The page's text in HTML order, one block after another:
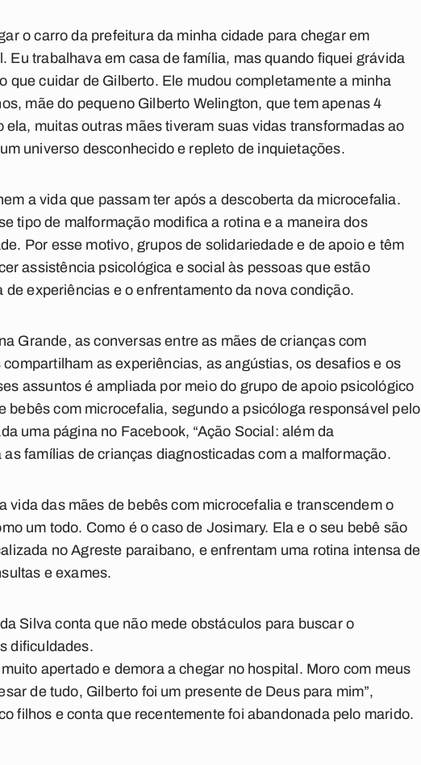
o carro da prefeitura da minha cidade para chegar em
Eu trabalhava em casa de família, mas quando fiquei grávida
que cuidar de Gilberto. Ele mudou completamente a minha
mãe do pequeno Gilberto Welington, que tem apenas 4
muitas outras mães tiveram suas vidas transformadas ao
universo desconhecido e repleto de inquietações.
a vida que passam ter após a descoberta da microcefalia.
tipo de malformação modifica a rotina e a maneira dos
Por esse motivo, grupos de solidariedade e de apoio e têm
assistência psicológica e social às pessoas que estão
experiências e o enfrentamento da nova condição.
Grande, as conversas entre as mães de crianças com
as experiências, as angústias, os desafios e os
assuntos é ampliada por meio do grupo de apoio psicológico
bebês com microcefalia, segundo a psicóloga responsável pelo
uma página no Facebook, “Ação Social: além da
famílias de crianças diagnosticadas com a malformação.
vida das mães de bebês com microcefalia e transcendem o
um todo. Como é o caso de Josimary. Ela e o seu bebê são
no Agreste paraibano, e enfrentam uma rotina intensa de
e exames.
Silva conta que não mede obstáculos para buscar o
dificuldades.
apertado e demora a chegar no hospital. Moro com meus
de tudo, Gilberto foi um presente de Deus para mim”,
filhos e conta que recentemente foi abandonada pelo marido.